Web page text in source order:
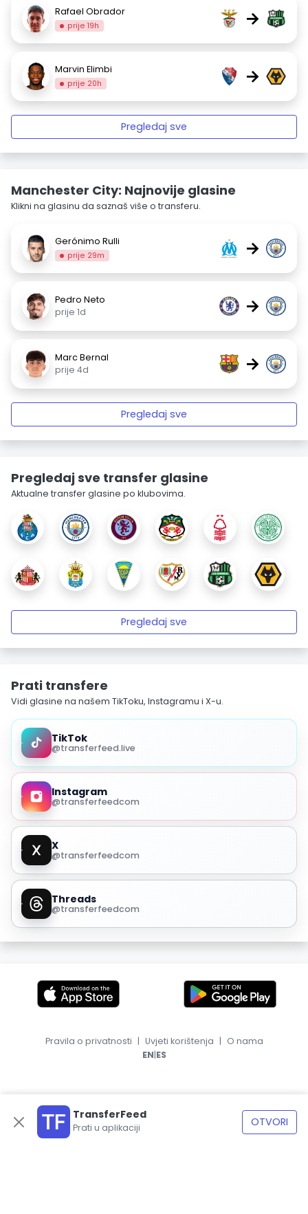
Rafael Obrador
prije 19h →
Marvin Elimbi
prije 20h →
Pregledaj sve
Manchester City: Najnovije glasine
Klikni na glasinu da saznaš više o transferu.
Gerónimo Rulli
prije 29m →
Pedro Neto
prije 1d
→
Marc Bernal
prije 4d
→
Pregledaj sve
Pregledaj sve transfer glasine
Aktualne transfer glasine po klubovima.
Pregledaj sve
Prati transfere
Vidi glasine na našem TikToku, Instagramu i X-u.
TikTok
@transferfeed.live
Instagram
@transferfeedcom
X
@transferfeedcom
Threads
@transferfeedcom
TransferFeed
Prati u aplikaciji OTVORI
Pravila o privatnosti | Uvjeti korištenja | O nama
EN|ES